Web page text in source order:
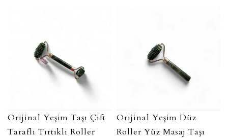
Orijinal Yeşim Taşı Çift
Taraflı Tırtıklı Roller
Orijinal Yeşim Düz
Roller Yüz Masaj Taşı